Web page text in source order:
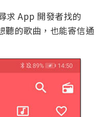
求 App 開發者找的
聽的歌曲，也能寄信通